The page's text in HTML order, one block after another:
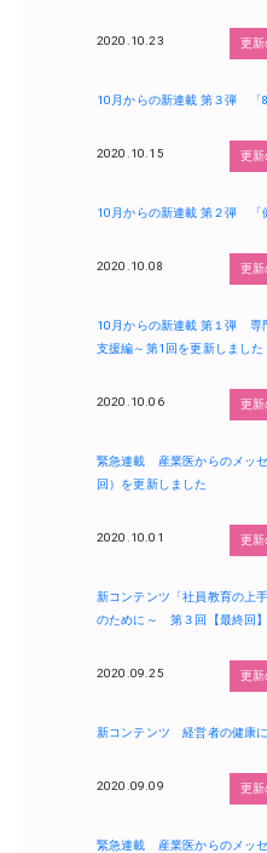
2020.10.23 更
10月からの新連載 第３弾 「
2020.10.15 更
10月からの新連載 第２弾 「
2020.10.08 更
10月からの新連載 第１弾 専
支援編～第1回を更新しました
2020.10.06 更
緊急連載 産業医からのメッ
回）を更新しました
2020.10.01 更
新コンテンツ「社員教育の上
のために～ 第３回【最終回
2020.09.25 更
新コンテンツ 経営者の健康
2020.09.09 更
緊急連載 産業医からのメッ